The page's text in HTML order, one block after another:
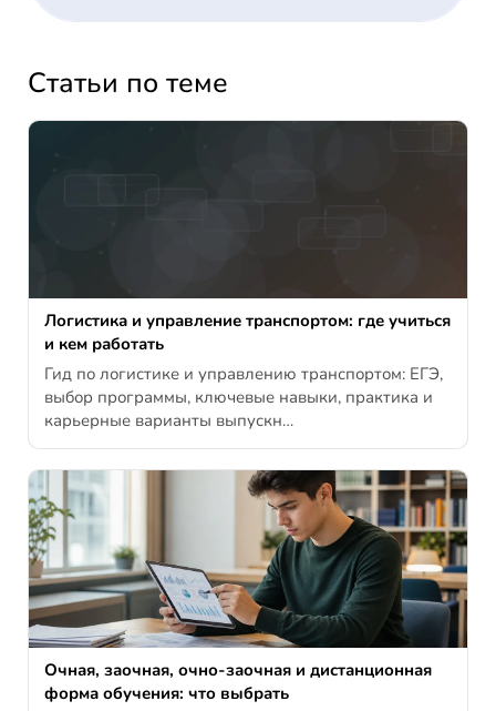
Статьи по теме
Логистика и управление транспортом: где учиться
и кем работать
Гид по логистике и управлению транспортом: ЕГЭ,
выбор программы, ключевые навыки, практика и
карьерные варианты выпускн…
Очная, заочная, очно-заочная и дистанционная
форма обучения: что выбрать